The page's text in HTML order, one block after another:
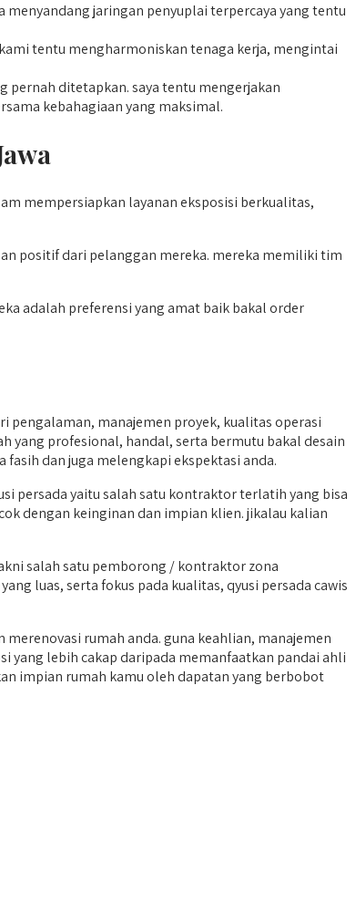
jaringan penyuplai terpercaya yang tentu
tentu mengharmoniskan tenaga kerja, mengintai
pernah ditetapkan. saya tentu mengerjakan
kebahagiaan yang maksimal.
mempersiapkan layanan eksposisi berkualitas,
positif dari pelanggan mereka. mereka memiliki tim
adalah preferensi yang amat baik bakal order
pengalaman, manajemen proyek, kualitas operasi
yang profesional, handal, serta bermutu bakal desain
dan juga melengkapi ekspektasi anda.
persada yaitu salah satu kontraktor terlatih yang bisa
dengan keinginan dan impian klien. jikalau kalian
salah satu pemborong / kontraktor zona
luas, serta fokus pada kualitas, qyusi persada cawis
rumah anda. guna keahlian, manajemen
yang lebih cakap daripada memanfaatkan pandai ahli
impian rumah kamu oleh dapatan yang berbobot